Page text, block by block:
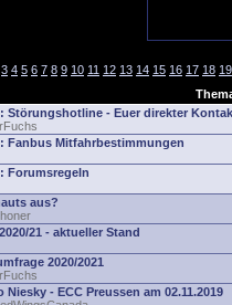
3 4 5 6 7 8 9 10 11 12 13 14 15 16 17 18 19
Störungshotline - Euer direkter
Fanbus Mitfahrbestimmungen
Forumsregeln
aus?
21 - aktueller Stand
2020/2021
Niesky - ECC Preussen am 02.11.2019